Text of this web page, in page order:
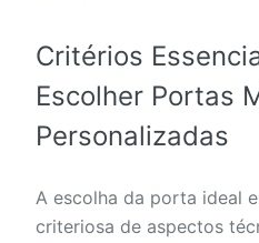
Critérios
Escolher Portas
Personalizadas
A escolha da porta ideal
criteriosa de aspectos